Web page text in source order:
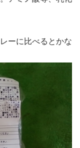
ーに比べるとかな